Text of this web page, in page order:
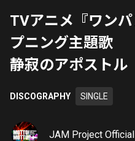
TVアニメ『ワン
プニング主題歌
静寂のアポストル
DISCOGRAPHY SINGLE
JAM Project